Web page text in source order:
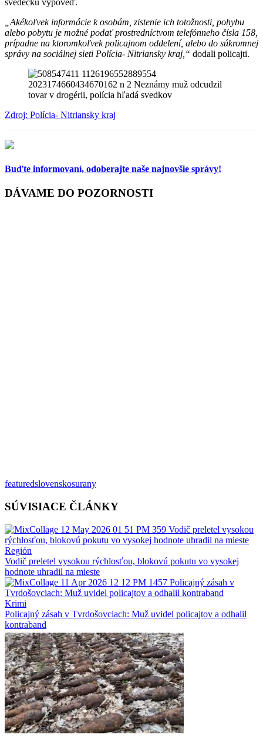
„Akékoľvek informácie k osobám, zistenie ich totožnosti, pohybu
alebo pobytu je možné podať prostredníctvom telefónneho čísla 158,
prípadne na ktoromkoľvek policajnom oddelení, alebo do súkromnej
správy na sociálnej sieti Polícia- Nitriansky kraj,“ dodali policajti.
Zdroj: Polícia- Nitriansky kraj
Buďte informovaní, odoberajte naše najnovšie správy!
DÁVAME DO POZORNOSTI
featuredslovenskosurany
SÚVISIACE ČLÁNKY
Región
Vodič preletel vysokou rýchlosťou, blokovú pokutu vo vysokej
hodnote uhradil na mieste
Krimi
Policajný zásah v Tvrdošovciach: Muž uvidel policajtov a odhalil
kontraband